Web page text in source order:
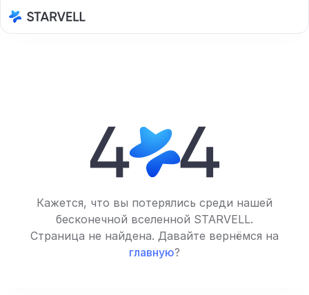
Кажется, что вы потерялись среди нашей
бесконечной вселенной STARVELL.
Страница не найдена. Давайте вернёмся на
главную?